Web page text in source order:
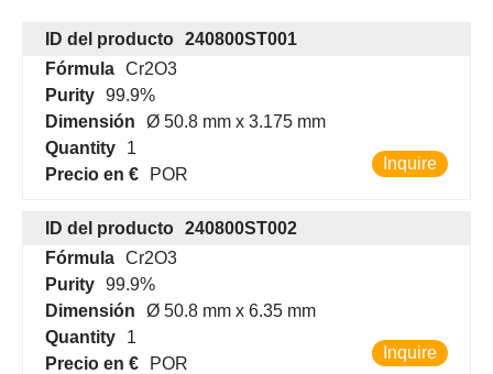
ID del producto 240800ST001
Fórmula Cr2O3
Purity 99.9%
Dimensión
Ø 50.8 mm x 3.175 mm
Quantity
1
Precio en €
POR
Inquire
ID del producto 240800ST002
Fórmula Cr2O3
Purity 99.9%
Dimensión
Ø 50.8 mm x 6.35 mm
Quantity
1
Precio en €
POR
Inquire